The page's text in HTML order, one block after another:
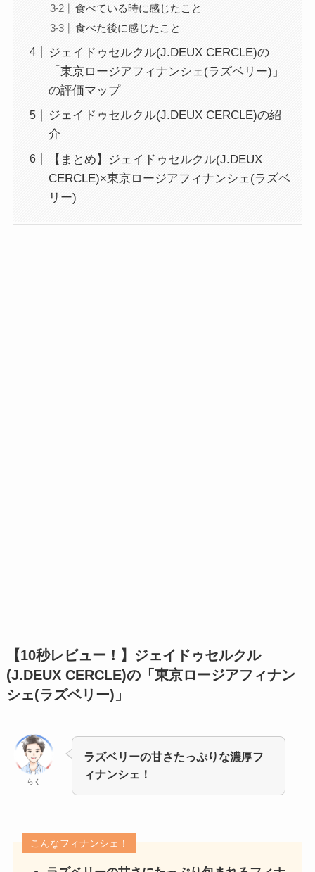
食べている時に感じたこと
食べた後に感じたこと
ジェイドゥセルクル(J.DEUX CERCLE)の
「東京ロージアフィナンシェ(ラズベリー)」
の評価マップ
ジェイドゥセルクル(J.DEUX CERCLE)の紹
介
【まとめ】ジェイドゥセルクル(J.DEUX
CERCLE)×東京ロージアフィナンシェ(ラズベ
リー)
【10秒レビュー！】 ジェイドゥセルクル
(J.DEUX CERCLE)の「東京ロージアフィナン
シェ(ラズベリー)」
らく
ラズベリーの甘さたっぷりな濃厚フ
ィナンシェ！
こんなフィナンシェ！